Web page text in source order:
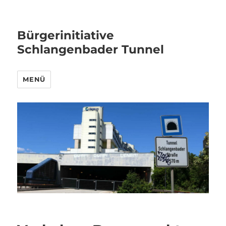
Bürgerinitiative
Schlangenbader Tunnel
MENÜ